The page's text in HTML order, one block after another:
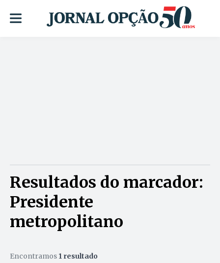
Resultados do marcador:
Presidente
metropolitano
Encontramos 1 resultado